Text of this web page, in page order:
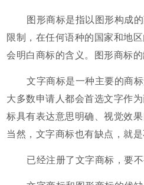
图形商标是指以图形构成的
限制，在任何语种的国家和地
会明白商标的含义。图形商标的
文字商标是一种主要的商标
大多数申请人都会首选文字作为
标具有表达意思明确、视觉效
当然，文字商标也有缺点，就是
已经注册了文字商标，要不